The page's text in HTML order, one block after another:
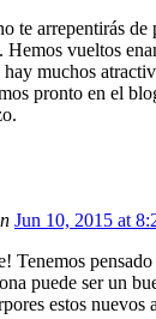
te arrepentirás de
Hemos vueltos
hay muchos
pronto en el
Jun 10, 2015 at
Tenemos pensado
puede ser un
estos nuevos